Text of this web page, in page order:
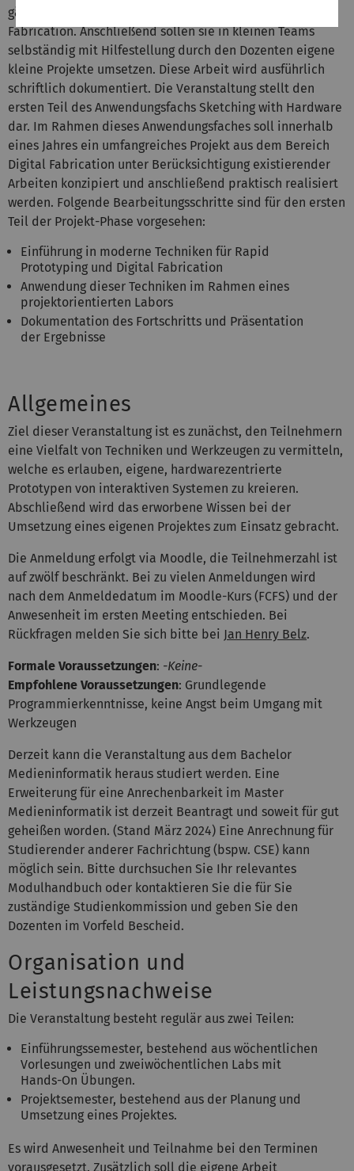
gängige Methoden und Technologien von Digital
Fabrication. Anschließend sollen sie in kleinen Teams
selbständig mit Hilfestellung durch den Dozenten eigene
kleine Projekte umsetzen. Diese Arbeit wird ausführlich
schriftlich dokumentiert. Die Veranstaltung stellt den
ersten Teil des Anwendungsfachs Sketching with Hardware
dar. Im Rahmen dieses Anwendungsfaches soll innerhalb
eines Jahres ein umfangreiches Projekt aus dem Bereich
Digital Fabrication unter Berücksichtigung existierender
Arbeiten konzipiert und anschließend praktisch realisiert
werden. Folgende Bearbeitungsschritte sind für den ersten
Teil der Projekt-Phase vorgesehen:
Einführung in moderne Techniken für Rapid
Prototyping und Digital Fabrication
Anwendung dieser Techniken im Rahmen eines
projektorientierten Labors
Dokumentation des Fortschritts und Präsentation
der Ergebnisse
Allgemeines
Ziel dieser Veranstaltung ist es zunächst, den Teilnehmern
eine Vielfalt von Techniken und Werkzeugen zu vermitteln,
welche es erlauben, eigene, hardwarezentrierte
Prototypen von interaktiven Systemen zu kreieren.
Abschließend wird das erworbene Wissen bei der
Umsetzung eines eigenen Projektes zum Einsatz gebracht.
Die Anmeldung erfolgt via Moodle, die Teilnehmerzahl ist
auf zwölf beschränkt. Bei zu vielen Anmeldungen wird
nach dem Anmeldedatum im Moodle-Kurs (FCFS) und der
Anwesenheit im ersten Meeting entschieden. Bei
Rückfragen melden Sie sich bitte bei Jan Henry Belz.
Formale Voraussetzungen: -Keine-
Empfohlene Voraussetzungen: Grundlegende
Programmierkenntnisse, keine Angst beim Umgang mit
Werkzeugen
Derzeit kann die Veranstaltung aus dem Bachelor
Medieninformatik heraus studiert werden. Eine
Erweiterung für eine Anrechenbarkeit im Master
Medieninformatik ist derzeit Beantragt und soweit für gut
geheißen worden. (Stand März 2024) Eine Anrechnung für
Studierender anderer Fachrichtung (bspw. CSE) kann
möglich sein. Bitte durchsuchen Sie Ihr relevantes
Modulhandbuch oder kontaktieren Sie die für Sie
zuständige Studienkommission und geben Sie den
Dozenten im Vorfeld Bescheid.
Organisation und
Leistungsnachweise
Die Veranstaltung besteht regulär aus zwei Teilen:
Einführungssemester, bestehend aus wöchentlichen
Vorlesungen und zweiwöchentlichen Labs mit
Hands-On Übungen.
Projektsemester, bestehend aus der Planung und
Umsetzung eines Projektes.
Es wird Anwesenheit und Teilnahme bei den Terminen
vorausgesetzt. Zusätzlich soll die eigene Arbeit